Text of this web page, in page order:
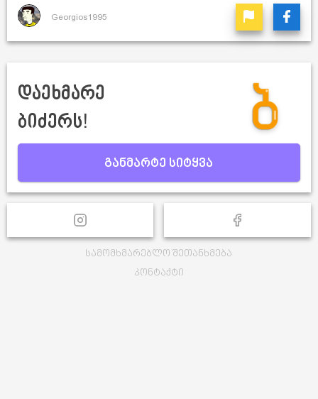
Georgios1995
დაეხმარე
ბიძერს!
განმარტე სიტყვა
სამომხმარებლო შეთანხმება
კონტაქტი